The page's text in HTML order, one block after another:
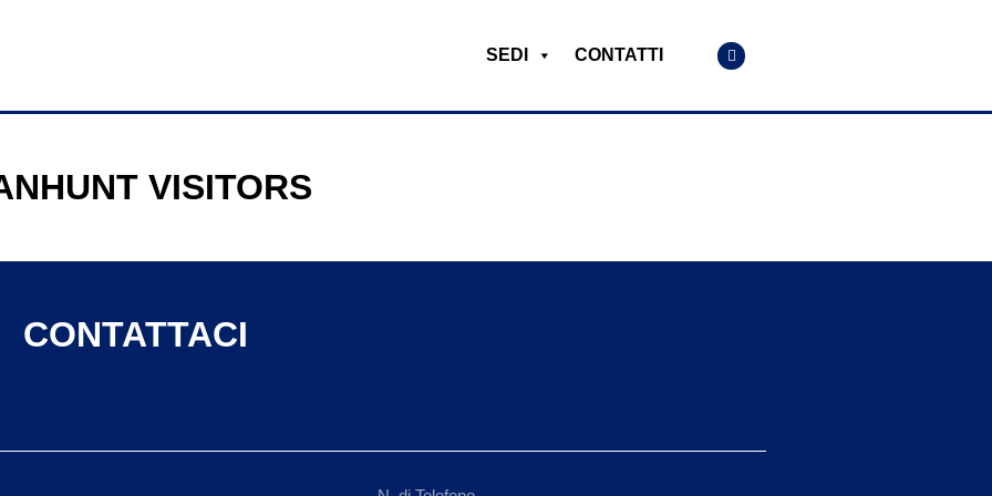
SEDI CONTATTI
VISITORS
CONTATTACI